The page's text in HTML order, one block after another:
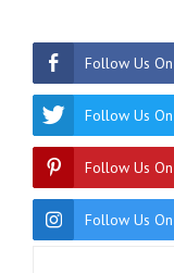
Follow Us
Follow Us
Follow Us
Follow Us